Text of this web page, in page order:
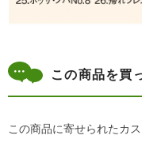
この商品を買
この商品に寄せられたカ